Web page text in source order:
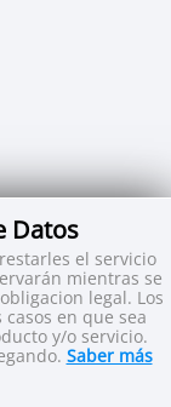
Datos
el servicio
mientras se
legal. Los
en que sea
y/o servicio.
Saber más